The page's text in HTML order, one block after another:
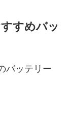
すめバッ
バッテリー